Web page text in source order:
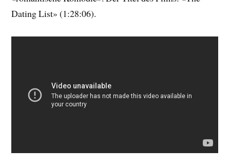
Dating List» (1:28:06).